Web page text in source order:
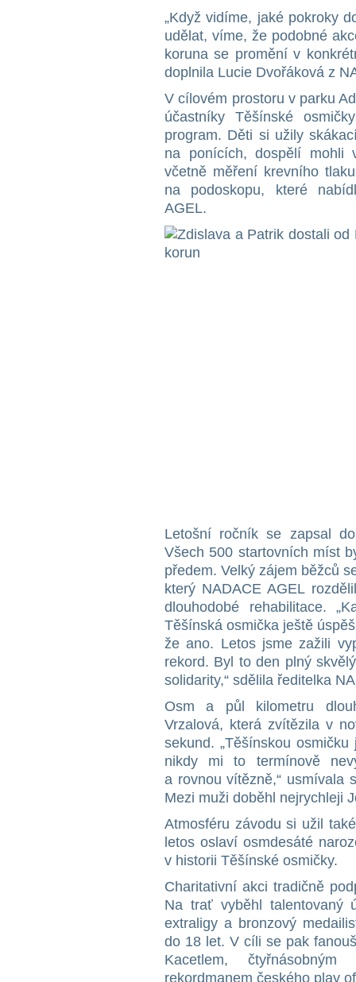
„Když vidíme, jaké pokroky
udělat, víme, že podobné
koruna se promění v
doplnila Lucie Dvořáková z
V cílovém prostoru v parku
účastníky Těšínské
program. Děti si užily
na ponících, dospělí mohli
včetně měření krevního
na podoskopu, které
AGEL.
Letošní ročník se zapsal
Všech 500 startovních míst
předem. Velký zájem běžců
který NADACE AGEL
dlouhodobé rehabilitace.
Těšínská osmička ještě
že ano. Letos jsme zažili
rekord. Byl to den plný
solidarity,“ sdělila ředitelka
Osm a půl kilometru
Vrzalová, která zvítězila v
sekund. „Těšínskou
nikdy mi to termínově
a rovnou vítězně,“ usmívala
Mezi muži doběhl nejrychleji
Atmosféru závodu si užil
letos oslaví osmdesáté
v historii Těšínské osmičky.
Charitativní akci tradičně
Na trať vyběhl talentovaný
extraligy a bronzový
do 18 let. V cíli se pak
Kacetlem,
rekordmanem českého play